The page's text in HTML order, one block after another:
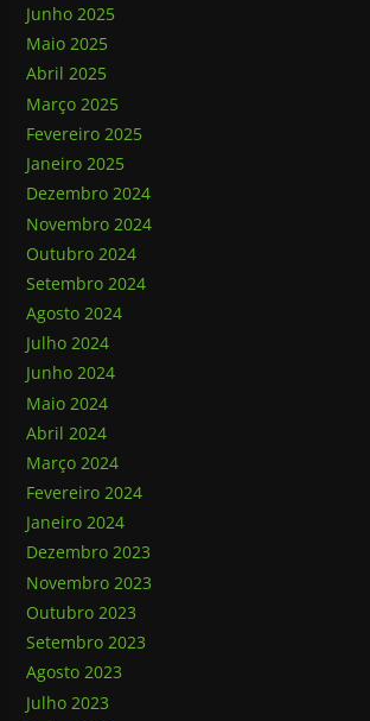
Junho 2025
Maio 2025
Abril 2025
Março 2025
Fevereiro 2025
Janeiro 2025
Dezembro 2024
Novembro 2024
Outubro 2024
Setembro 2024
Agosto 2024
Julho 2024
Junho 2024
Maio 2024
Abril 2024
Março 2024
Fevereiro 2024
Janeiro 2024
Dezembro 2023
Novembro 2023
Outubro 2023
Setembro 2023
Agosto 2023
Julho 2023